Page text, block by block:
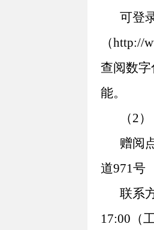
可登
（http://
查阅数
能。
（2
赠阅
道971号
联系
17:00（